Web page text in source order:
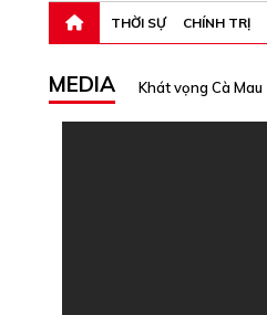
THỜI SỰ CHÍNH TRỊ
MEDIA Khát vọng Cà Mau